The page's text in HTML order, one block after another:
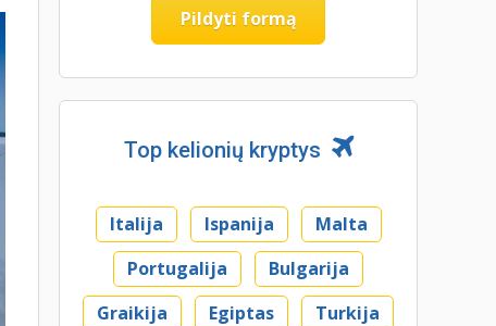
Pildyti formą
Top kelionių kryptys
Italija Ispanija
Malta
Portugalija
Bulgarija
Graikija
Egiptas Turkija